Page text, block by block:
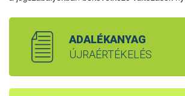
ADALÉKANYAG
ÚJRAÉRTÉKELÉS